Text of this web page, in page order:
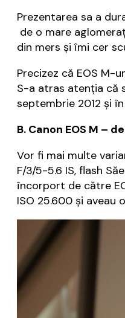
Prezentarea sa a
de o mare
din mers și îmi cer
Precizez că EOS M-
S-a atras atenția că
septembrie 2012 și
B. Canon EOS M –
Vor fi mai multe
F/3/5-5.6 IS, flash
încorport de către
ISO 25.600 și aveau